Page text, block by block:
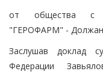
от общества с
"ГЕРОФАРМ" -
Заслушав доклад
Федерации